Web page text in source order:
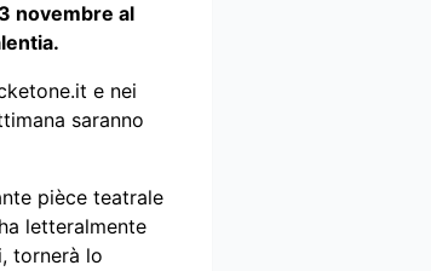
3 novembre al
e nei
saranno
pièce teatrale
letteralmente
tornerà lo